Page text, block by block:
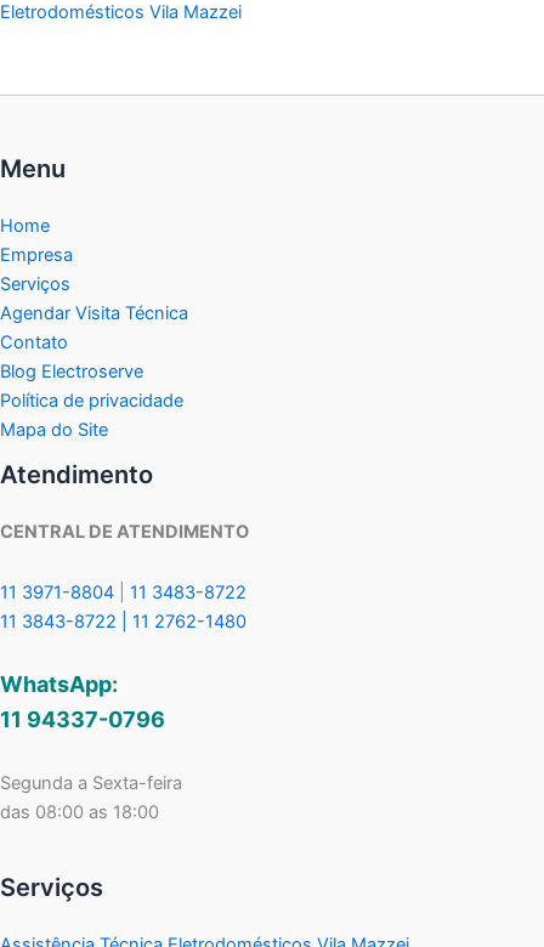
Eletrodomésticos Vila Mazzei
Menu
Home
Empresa
Serviços
Agendar Visita Técnica
Contato
Blog Electroserve
Política de privacidade
Mapa do Site
Atendimento
CENTRAL DE ATENDIMENTO
11 3971-8804
11 3483-8722
11 3843-8722 | 11 2762-1480
WhatsApp:
11 94337-0796
Segunda a Sexta-feira
das 08:00 as 18:00
Serviços